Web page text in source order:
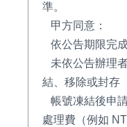
準。
甲方同意：
依公告期限完
未依公告辦理
結、移除或封存
帳號凍結後申
處理費（例如